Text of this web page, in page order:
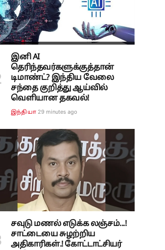
இனி AI
தெரிந்தவர்களுக்குத்தான்
டிமாண்ட்? இந்திய வேலை
சந்தை குறித்து ஆய்வில்
வெளியான தகவல்!
இந்தியா 29 minutes ago
சவுடு மணல் எடுக்க லஞ்சம்...!
சாட்டையை சுழற்றிய
அதிகாரிகள்.! கோட்டாட்சியர்